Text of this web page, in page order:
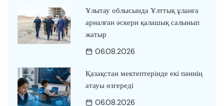
Ұлытау облысында Ұлттық ұланға
арналған әскери қалашық салынып
жатыр
06.08.2026
Қазақстан мектептерінде екі пәннің
атауы өзгереді
06.08.2026